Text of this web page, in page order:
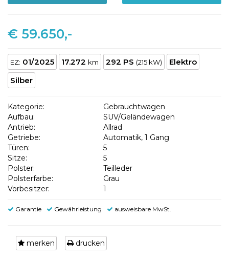
€ 59.650,-
EZ: 01/2025 17.272 km 292 PS (215 kW)
Elektro
Silber
Kategorie:
Gebrauchtwagen
Aufbau:
SUV/Geländewagen
Antrieb:
Allrad
Getriebe:
Automatik, 1 Gang
Türen:
5
Sitze:
5
Polster:
Teilleder
Polsterfarbe:
Grau
Vorbesitzer:
1
Garantie Gewährleistung ausweisbare MwSt.
merken drucken